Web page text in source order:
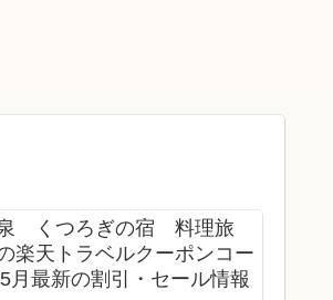
くつろぎの宿 料理旅
天トラベルクーポンコー
月最新の割引・セール情報